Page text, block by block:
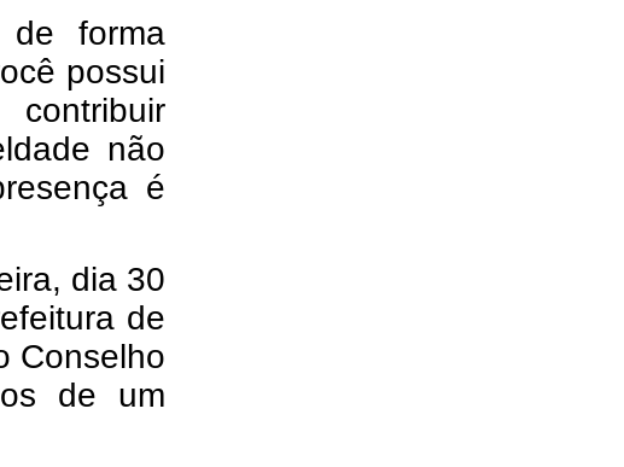
de forma
possui
não
é
dia 30
de
Conselho
de um